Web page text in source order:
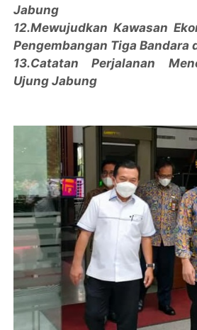
Jabung
12.Mewujudkan Kawasan
Pengembangan Tiga Bandara
13.Catatan Perjalanan
Ujung Jabung